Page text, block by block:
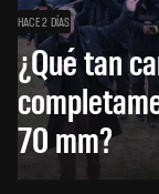
HACE 2 DÍAS
¿Qué tan
70 mm?